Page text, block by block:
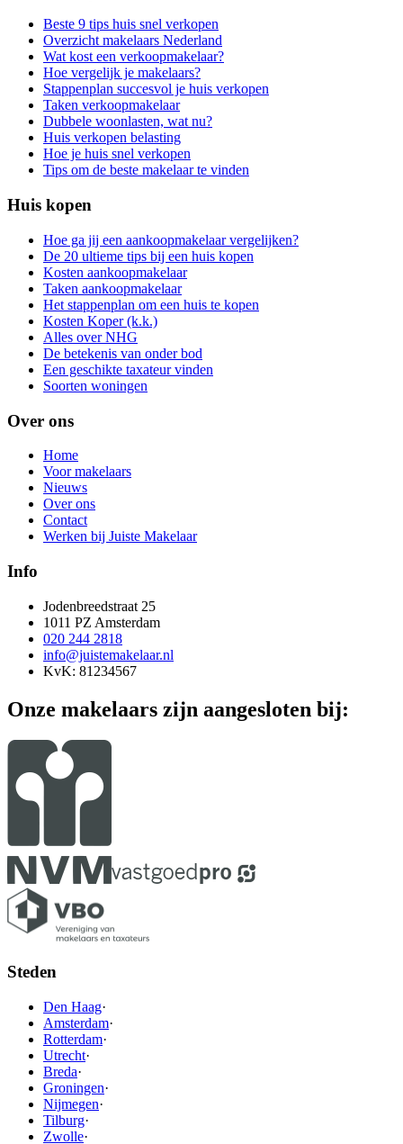
Beste 9 tips huis snel verkopen
Overzicht makelaars Nederland
Wat kost een verkoopmakelaar?
Hoe vergelijk je makelaars?
Stappenplan succesvol je huis verkopen
Taken verkoopmakelaar
Dubbele woonlasten, wat nu?
Huis verkopen belasting
Hoe je huis snel verkopen
Tips om de beste makelaar te vinden
Huis kopen
Hoe ga jij een aankoopmakelaar vergelijken?
De 20 ultieme tips bij een huis kopen
Kosten aankoopmakelaar
Taken aankoopmakelaar
Het stappenplan om een huis te kopen
Kosten Koper (k.k.)
Alles over NHG
De betekenis van onder bod
Een geschikte taxateur vinden
Soorten woningen
Over ons
Home
Voor makelaars
Nieuws
Over ons
Contact
Werken bij Juiste Makelaar
Info
Jodenbreedstraat 25
1011 PZ Amsterdam
020 244 2818
info@juistemakelaar.nl
KvK: 81234567
Onze makelaars zijn aangesloten bij:
Steden
Den Haag·
Amsterdam·
Rotterdam·
Utrecht·
Breda·
Groningen·
Nijmegen·
Tilburg·
Zwolle·